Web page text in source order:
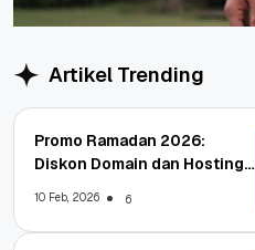
Artikel Trending
Promo Ramadan 2026:
Diskon Domain dan Hosting
10 Feb, 2026 6